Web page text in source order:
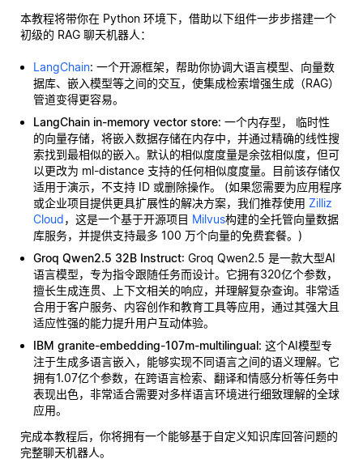
本教程将带你在 Python 环境下，借助以下组件一步步搭建一个
初级的 RAG 聊天机器人：
LangChain: 一个开源框架，帮助你协调大语言模型、向量数
据库、嵌入模型等之间的交互，使集成检索增强生成（RAG）
管道变得更容易。
LangChain in-memory vector store: 一个内存型， 临时性
的向量存储，将嵌入数据存储在内存中，并通过精确的线性搜
索找到最相似的嵌入。默认的相似度度量是余弦相似度，但可
以更改为 ml-distance 支持的任何相似度度量。目前该存储仅
适用于演示，不支持 ID 或删除操作。 (如果您需要为应用程序
或企业项目提供更具扩展性的解决方案，我们推荐使用 Zilliz
Cloud，这是一个基于开源项目 Milvus构建的全托管向量数据
库服务，并提供支持最多 100 万个向量的免费套餐。)
Groq Qwen2.5 32B Instruct: Groq Qwen2.5 是一款大型AI
语言模型，专为指令跟随任务而设计。它拥有320亿个参数，
擅长生成连贯、上下文相关的响应，并理解复杂查询。非常适
合用于客户服务、内容创作和教育工具等应用，通过其强大且
适应性强的能力提升用户互动体验。
IBM granite-embedding-107m-multilingual: 这个AI模型专
注于生成多语言嵌入，能够实现不同语言之间的语义理解。它
拥有1.07亿个参数，在跨语言检索、翻译和情感分析等任务中
表现出色，非常适合需要对多样语言环境进行细致理解的全球
应用。
完成本教程后，你将拥有一个能够基于自定义知识库回答问题的
完整聊天机器人。